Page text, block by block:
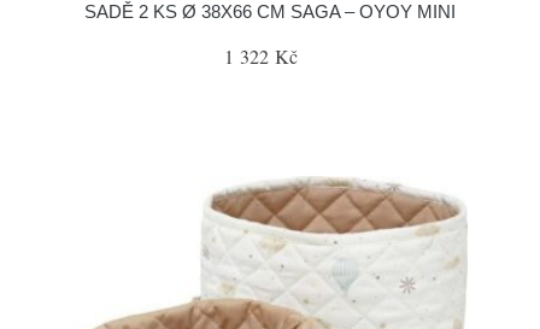
SADĚ 2 KS Ø 38X66 CM SAGA – OYOY MINI
1 322 Kč